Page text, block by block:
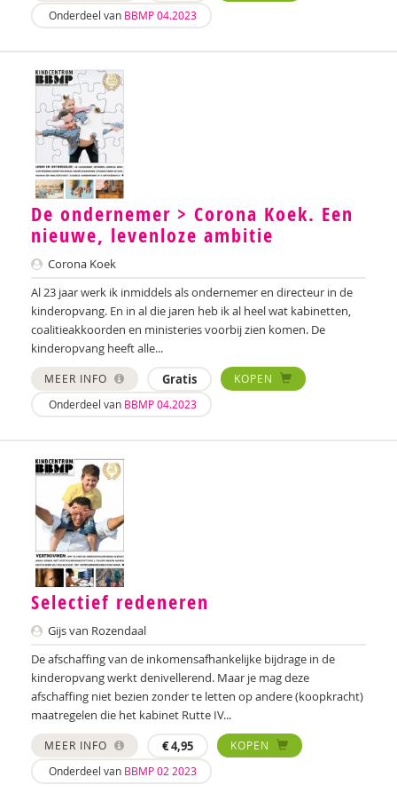
Onderdeel van BBMP 04.2023
De ondernemer > Corona Koek. Een
nieuwe, levenloze ambitie
Corona Koek
Al 23 jaar werk ik inmiddels als ondernemer en directeur in de
kinderopvang. En in al die jaren heb ik al heel wat kabinetten,
coalitieakkoorden en ministeries voorbij zien komen. De
kinderopvang heeft alle...
MEER INFO Gratis
KOPEN
Onderdeel van BBMP 04.2023
Selectief redeneren
Gijs van Rozendaal
De afschaffing van de inkomensafhankelijke bijdrage in de
kinderopvang werkt denivellerend. Maar je mag deze
afschaffing niet bezien zonder te letten op andere (koopkracht)
maatregelen die het kabinet Rutte IV...
MEER INFO €4,95
KOPEN
Onderdeel van BBMP 02 2023